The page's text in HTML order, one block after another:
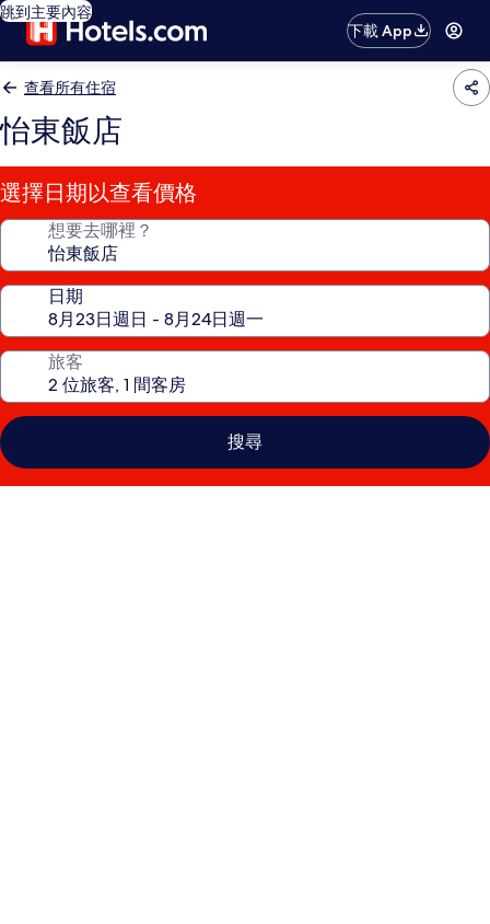
跳到主要內容
下載 App
查看所有住宿
怡東飯店
選擇日期以查看價格
想要去哪裡？
日期
旅客
搜尋